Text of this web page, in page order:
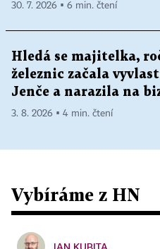
30. 7. 2026 ▪ 6 min. čtení
Hledá se majitelka,
železnic začala
Jenče a narazila na
3. 8. 2026 ▪ 4 min. čtení
Vybíráme z HN